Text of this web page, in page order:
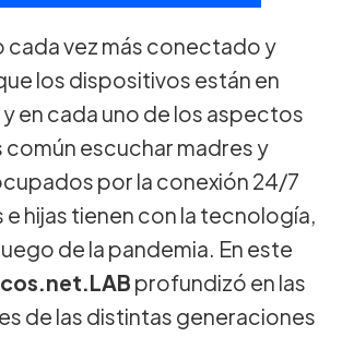
cada vez más conectado y
los dispositivos están en
en cada uno de los aspectos
común escuchar madres y
por la conexión 24/7
e hijas tienen con la tecnología,
de la pandemia. En este
profundizó en las
de las distintas generaciones